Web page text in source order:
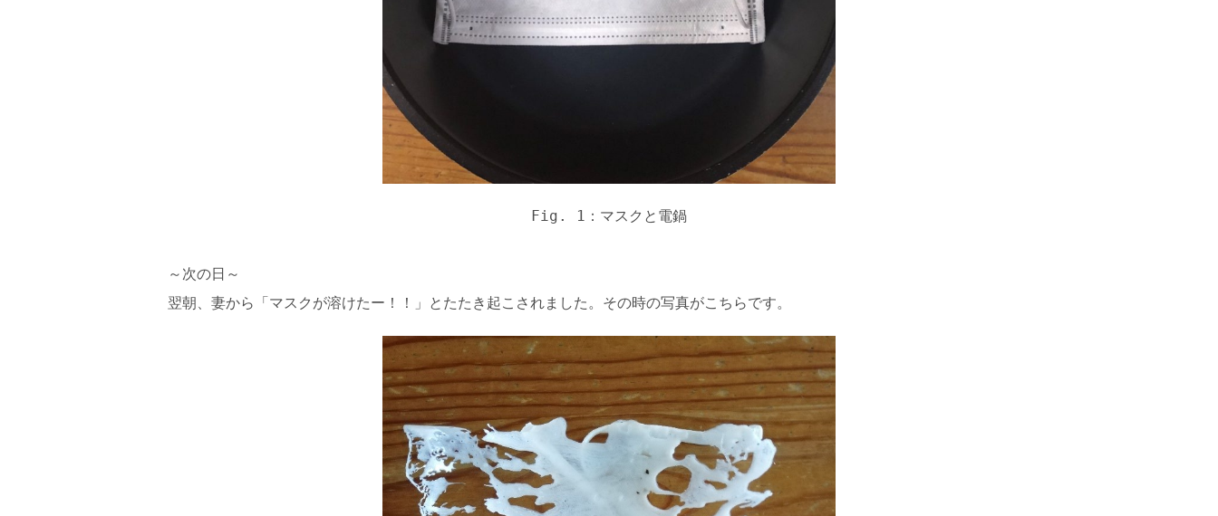
Fig. 1：マスクと電鍋
～次の日～
翌朝、妻から「マスクが溶けたー！！」とたたき起こされました。その時の写真がこちらです。